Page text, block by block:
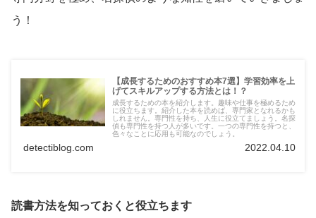
う！
【成長するためのおすすめ本7選】学習効率を上
げてスキルアップする方法とは！？
成長するための本を紹介します。趣味や仕事を極めるため
に役立ちます。紹介した本を読めば、専門家となれるかも
しれません。専門性を持ち、人生に役立てましょう。名探
偵も専門性を持つ人が多いです。一つの専門性を持つと、
色々なことに応用も可能なのでしょう。
detectiblog.com 2022.04.10
読書方法を知っておくと役立ちます